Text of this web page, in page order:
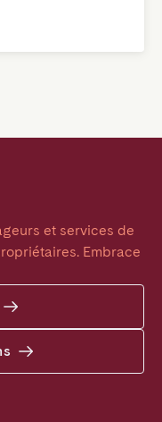
et services de
Embrace